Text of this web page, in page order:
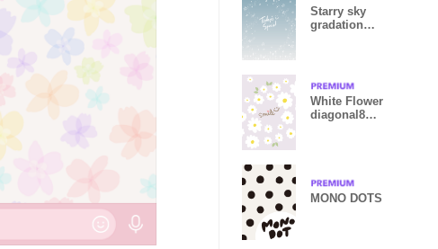
Starry sky
gradation
White Flower
diagonal8
MONO DOTS